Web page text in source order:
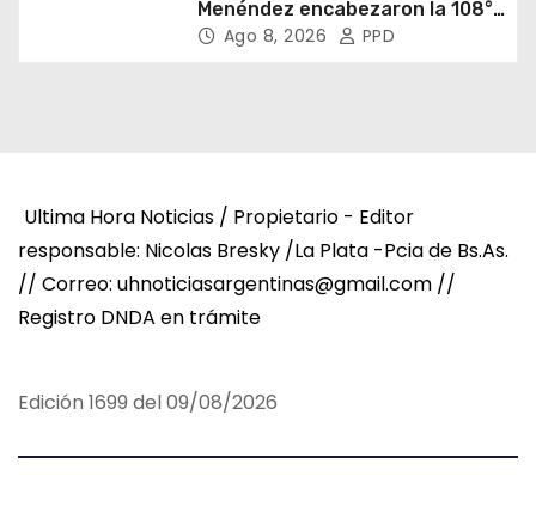
Menéndez encabezaron la 108°
Asamblea del CNV
Ago 8, 2026 PPD
Ultima Hora Noticias / Propietario - Editor
responsable: Nicolas Bresky /La Plata -Pcia de Bs.As.
// Correo: uhnoticiasargentinas@gmail.com //
Registro DNDA en trámite
Edición 1699 del 09/08/2026